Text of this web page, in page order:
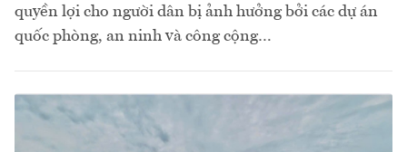
quyền lợi cho người dân bị ảnh hưởng bởi các dự án
quốc phòng, an ninh và công cộng…